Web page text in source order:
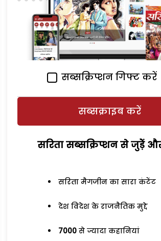
सब्सक्रिप्शन गिफ्ट करें
सब्सक्राइब करें
सरिता सब्सक्रिप्शन से जुड़ेें
सरिता मैगजीन का सारा कंटेंट
देश विदेश के राजनैतिक मुद्दे
7000 से ज्यादा कहानियां